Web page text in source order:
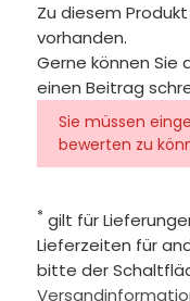
Zu diesem
vorhanden.
Gerne können Sie
einen Beitrag
Sie müssen
bewerten zu
* gilt für
Lieferzeiten für
bitte der